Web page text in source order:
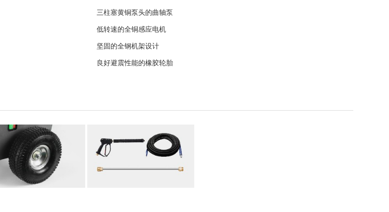
三柱塞黄铜泵头的曲轴泵
低转速的全铜感应电机
坚固的全钢机架设计
良好避震性能的橡胶轮胎